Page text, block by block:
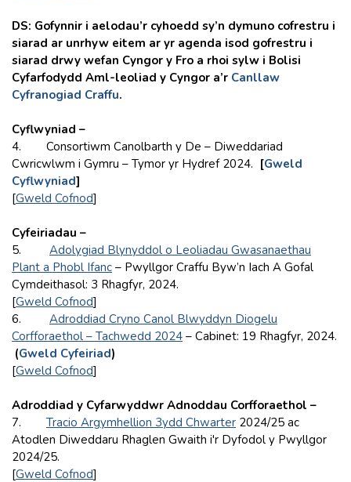
DS: Gofynnir i aelodau’r cyhoedd sy’n dymuno cofrestru i
siarad ar unrhyw eitem ar yr agenda isod gofrestru i
siarad drwy wefan Cyngor y Fro a rhoi sylw i Bolisi
Cyfarfodydd Aml-leoliad y Cyngor a’r Canllaw
Cyfranogiad Craffu.
Cyflwyniad –
4. Consortiwm Canolbarth y De – Diweddariad
Cwricwlwm i Gymru – Tymor yr Hydref 2024. [Gweld
Cyflwyniad]
[Gweld Cofnod]
Cyfeiriadau –
5. Adolygiad Blynyddol o Leoliadau Gwasanaethau
Plant a Phobl Ifanc – Pwyllgor Craffu Byw’n Iach A Gofal
Cymdeithasol: 3 Rhagfyr, 2024.
[Gweld Cofnod]
6. Adroddiad Cryno Canol Blwyddyn Diogelu
Corfforaethol – Tachwedd 2024 – Cabinet: 19 Rhagfyr, 2024.
(Gweld Cyfeiriad)
[Gweld Cofnod]
Adroddiad y Cyfarwyddwr Adnoddau Corfforaethol –
7. Tracio Argymhellion 3ydd Chwarter 2024/25 ac
Atodlen Diweddaru Rhaglen Gwaith i'r Dyfodol y Pwyllgor
2024/25.
[Gweld Cofnod]